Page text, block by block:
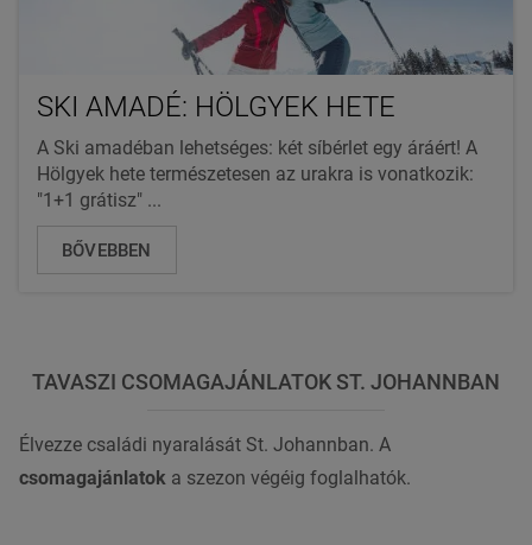
SKI AMADÉ: HÖLGYEK HETE
A Ski amadéban lehetséges: két síbérlet egy áráért! A
Hölgyek hete természetesen az urakra is vonatkozik:
"1+1 grátisz" ...
BŐVEBBEN
TAVASZI CSOMAGAJÁNLATOK ST. JOHANNBAN
Élvezze családi nyaralását St. Johannban. A
csomagajánlatok a szezon végéig foglalhatók.